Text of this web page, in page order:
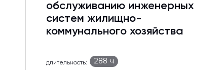
обслуживанию инженерных
систем жилищно-
коммунального хозяйства
длительность: 288 ч